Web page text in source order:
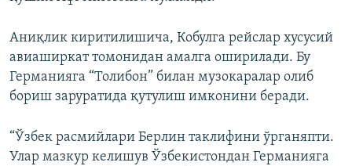
Аниқлик киритилишича, Кобулга рейслар хусусий
авиаширкат томонидан амалга оширилади. Бу
Германияга “Толибон” билан музокаралар олиб
бориш заруратида қутулиш имконини беради.
“Ўзбек расмийлари Берлин таклифини ўрганяпти.
Улар мазкур келишув Ўзбекистондан Германияга